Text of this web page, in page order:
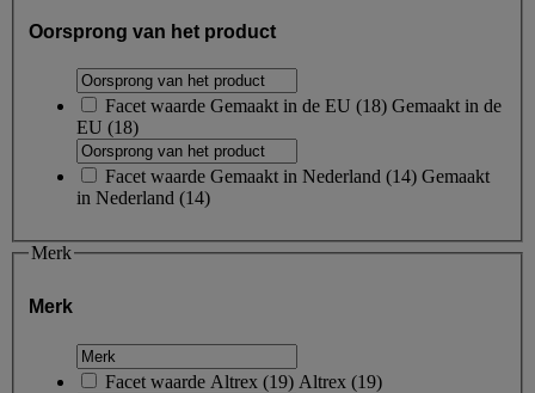
Oorsprong van het product
Facet waarde Gemaakt in de EU (18) Gemaakt in de
EU (18)
Facet waarde Gemaakt in Nederland (14) Gemaakt
in Nederland (14)
Merk
Merk
Facet waarde Altrex (19) Altrex (19)